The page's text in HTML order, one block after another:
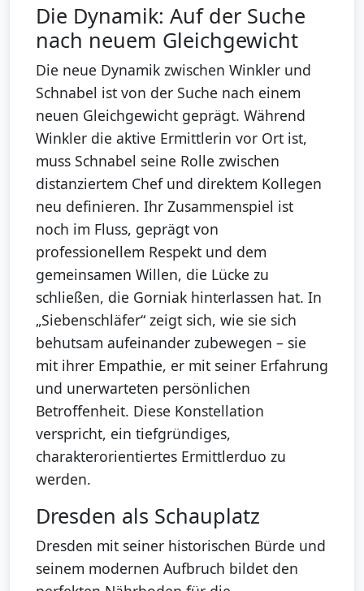
Die Dynamik: Auf der Suche
nach neuem Gleichgewicht
Die neue Dynamik zwischen Winkler und
Schnabel ist von der Suche nach einem
neuen Gleichgewicht geprägt. Während
Winkler die aktive Ermittlerin vor Ort ist,
muss Schnabel seine Rolle zwischen
distanziertem Chef und direktem Kollegen
neu definieren. Ihr Zusammenspiel ist
noch im Fluss, geprägt von
professionellem Respekt und dem
gemeinsamen Willen, die Lücke zu
schließen, die Gorniak hinterlassen hat. In
„Siebenschläfer“ zeigt sich, wie sie sich
behutsam aufeinander zubewegen – sie
mit ihrer Empathie, er mit seiner Erfahrung
und unerwarteten persönlichen
Betroffenheit. Diese Konstellation
verspricht, ein tiefgründiges,
charakterorientiertes Ermittlerduo zu
werden.
Dresden als Schauplatz
Dresden mit seiner historischen Bürde und
seinem modernen Aufbruch bildet den